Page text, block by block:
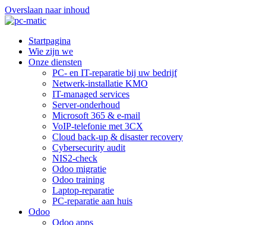
Overslaan naar inhoud
Startpagina
Wie zijn we
Onze diensten
PC- en IT-reparatie bij uw bedrijf
Netwerk-installatie KMO
IT-managed services
Server-onderhoud
Microsoft 365 & e-mail
VoIP-telefonie met 3CX
Cloud back-up & disaster recovery
Cybersecurity audit
NIS2-check
Odoo migratie
Odoo training
Laptop-reparatie
PC-reparatie aan huis
Odoo
Odoo apps